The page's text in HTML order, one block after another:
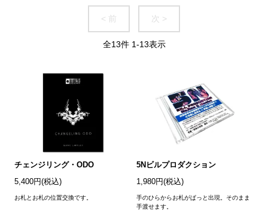
< 前 次 >
全13件 1-13表示
チェンジリング・ODO
5,400円(税込)
お札とお札の位置交換です。
5Nビルプロダクション
1,980円(税込)
手のひらからお札がぱっと出現。そのまま
手渡せます。